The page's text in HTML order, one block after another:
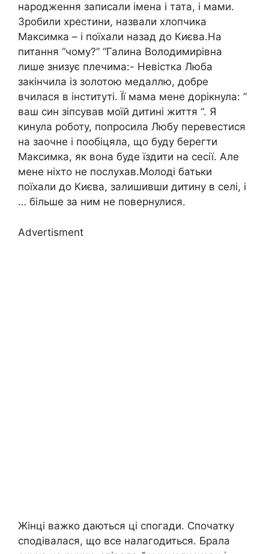
народження записали імена і тата, і мами.
Зробили хрестини, назвали хлопчика
Максимка – і поїхали назад до Києва.На
питання “чому?” “Галина Володимирівна
лише знизує плечима:- Невістка Люба
закінчила із золотою медаллю, добре
вчилася в інституті. Її мама мене дорікнула: ”
ваш син зіпсував моїй дитині життя “. Я
кинула роботу, попросила Любу перевестися
на заочне і пообіцяла, що буду берегти
Максимка, як вона буде їздити на сесії. Але
мене ніхто не послухав.Молоді батьки
поїхали до Києва, залишивши дитину в селі, і
… більше за ним не повернулися.
Advertisment
Жінці важко даються ці спогади. Спочатку
сподівалася, що все налагодиться. Брала